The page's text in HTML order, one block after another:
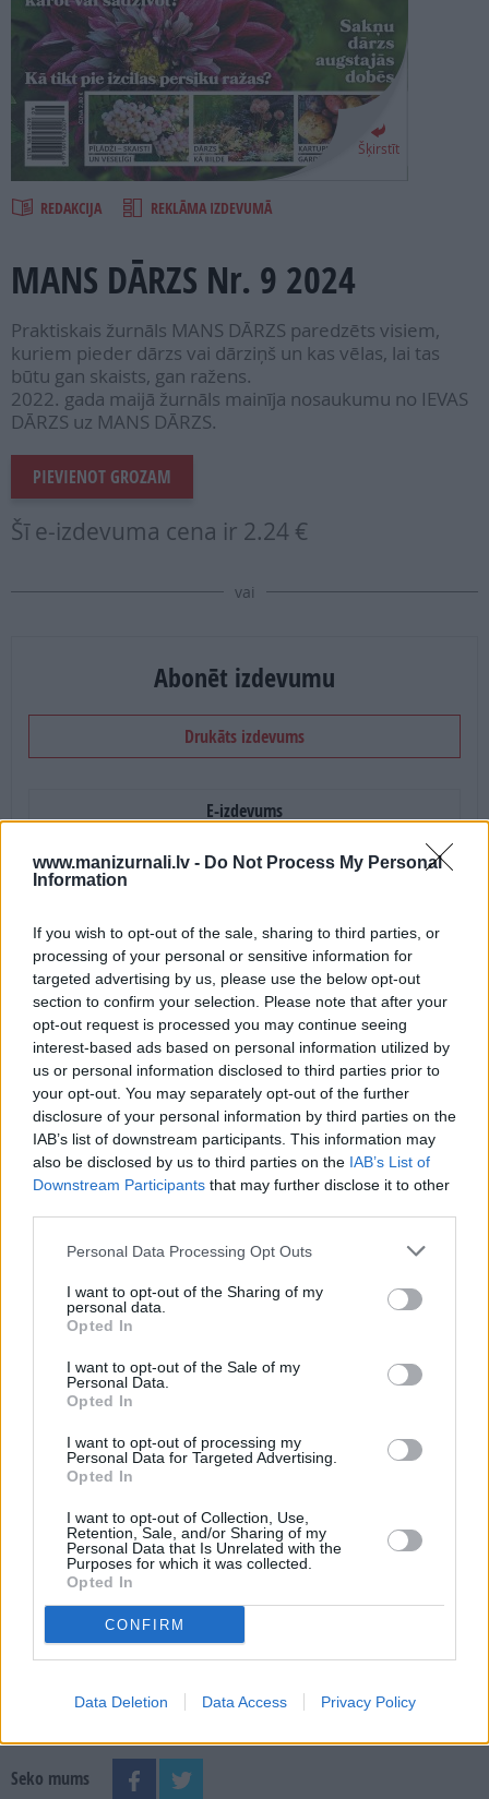
www.manizurnali.lv - Do Not Process My Personal
Information
If you wish to opt-out of the sale, sharing to third parties, or
processing of your personal or sensitive information for
targeted advertising by us, please use the below opt-out
section to confirm your selection. Please note that after your
opt-out request is processed you may continue seeing
interest-based ads based on personal information utilized by
us or personal information disclosed to third parties prior to
your opt-out. You may separately opt-out of the further
disclosure of your personal information by third parties on the
IAB’s list of downstream participants. This information may
also be disclosed by us to third parties on the IAB’s List of
Downstream Participants that may further disclose it to other
Personal Data Processing Opt Outs
I want to opt-out of the Sharing of my
personal data.
Opted In
I want to opt-out of the Sale of my
Personal Data.
Opted In
I want to opt-out of processing my
Personal Data for Targeted Advertising.
Opted In
I want to opt-out of Collection, Use,
Retention, Sale, and/or Sharing of my
Personal Data that Is Unrelated with the
Purposes for which it was collected.
Opted In
CONFIRM
Data Deletion Data Access Privacy Policy
SEARCH
Šķirstīt
REDAKCIJA REKLĀMA IZDEVUMĀ
MANS DĀRZS Nr. 9 2024
Praktiskais žurnāls MANS DĀRZS paredzēts visiem,
kuriem pieder dārzs vai dārziņš un kas vēlas, lai tas
būtu gan skaists, gan ražens.
2022. gada maijā žurnāls mainīja nosaukumu no IEVAS
DĀRZS uz MANS DĀRZS.
PIEVIENOT GROZAM
Šī e-izdevuma cena ir 2.24 €
vai
Abonēt izdevumu
Drukāts izdevums
E-izdevums
Abonēšanas perioda sākums:
Mēnešu skaits:
4 mēneši /13.60 Eur
3 izdevumi / 4.53 Eur par izdevumu *
*Visas cenas portālā ManiZurnali.lv norādītas € ar PVN.
Žurnālu izdevumu skaits var atšķirties, kā to nosaka Lietošanas
noteikumi
E-izdevumu arhīvs
SKATĪT ŽURNĀLA ARHĪVU
Seko mums